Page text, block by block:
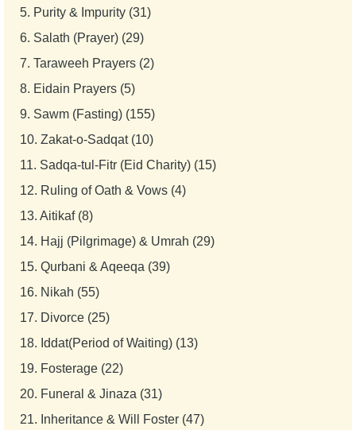
5. Purity & Impurity (31)
6. Salath (Prayer) (29)
7. Taraweeh Prayers (2)
8. Eidain Prayers (5)
9. Sawm (Fasting) (155)
10. Zakat-o-Sadqat (10)
11. Sadqa-tul-Fitr (Eid Charity) (15)
12. Ruling of Oath & Vows (4)
13. Aitikaf (8)
14. Hajj (Pilgrimage) & Umrah (29)
15. Qurbani & Aqeeqa (39)
16. Nikah (55)
17. Divorce (25)
18. Iddat(Period of Waiting) (13)
19. Fosterage (22)
20. Funeral & Jinaza (31)
21. Inheritance & Will Foster (47)